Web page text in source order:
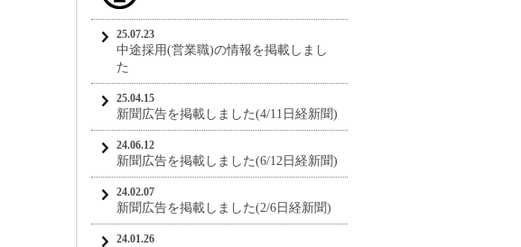
25.07.23
中途採用(営業職)の情報を掲載しまし
た
25.04.15
新聞広告を掲載しました(4/11日経新聞)
24.06.12
新聞広告を掲載しました(6/12日経新聞)
24.02.07
新聞広告を掲載しました(2/6日経新聞)
24.01.26